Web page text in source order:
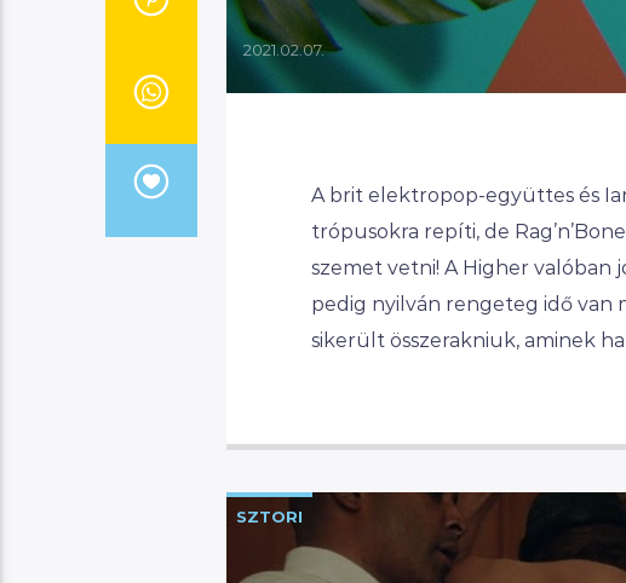
2021.02.07.
A brit elektropop-együttes és
trópusokra repíti, de
szemet vetni! A Higher valóban
pedig nyilván rengeteg idő van
sikerült összerakniuk, aminek
SZTORI